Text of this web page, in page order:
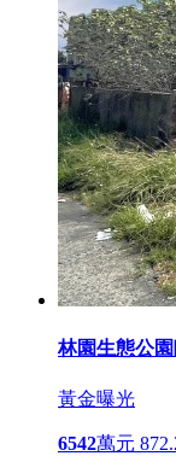
林園生態公
黃金曝光
6542萬元